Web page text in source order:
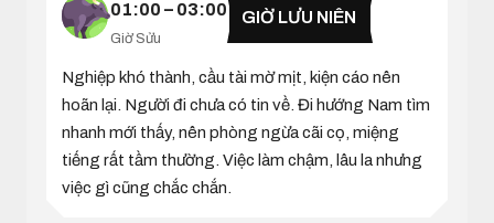
01:00 – 03:00
Giờ Sửu
GIỜ LƯU NIÊN
Nghiệp khó thành, cầu tài mờ mịt, kiện cáo nên
hoãn lại. Người đi chưa có tin về. Đi hướng Nam tìm
nhanh mới thấy, nên phòng ngừa cãi cọ, miệng
tiếng rất tầm thường. Việc làm chậm, lâu la nhưng
việc gì cũng chắc chắn.